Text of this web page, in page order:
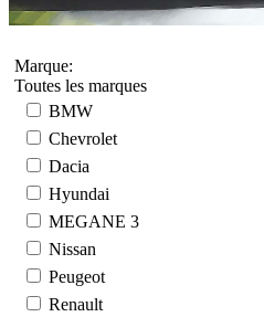
Marque:
Toutes les marques
BMW
Chevrolet
Dacia
Hyundai
MEGANE 3
Nissan
Peugeot
Renault